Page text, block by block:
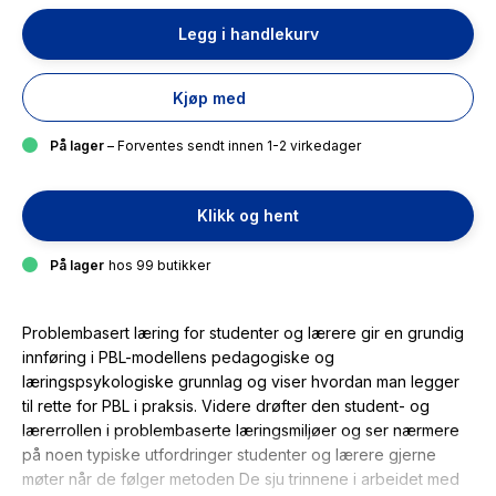
Legg i handlekurv
Kjøp med
På lager – Forventes sendt innen 1-2 virkedager
Klikk og hent
På lager hos 99 butikker
Problembasert læring for studenter og lærere gir en grundig
innføring i PBL-modellens pedagogiske og
læringspsykologiske grunnlag og viser hvordan man legger
til rette for PBL i praksis. Videre drøfter den student- og
lærerrollen i problembaserte læringsmiljøer og ser nærmere
på noen typiske utfordringer studenter og lærere gjerne
møter når de følger metoden De sju trinnene i arbeidet med